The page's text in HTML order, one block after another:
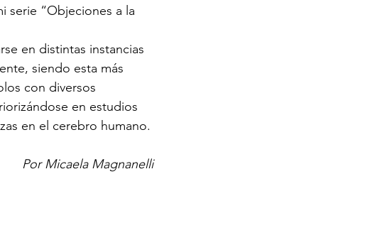
serie “Objeciones a la
en distintas instancias
siendo esta más
con diversos
en estudios
en el cerebro humano.
Por Micaela Magnanelli